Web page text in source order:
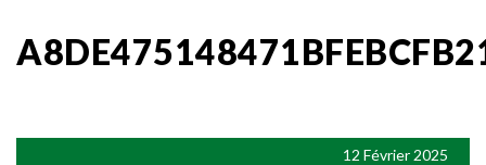
12 Février 2025